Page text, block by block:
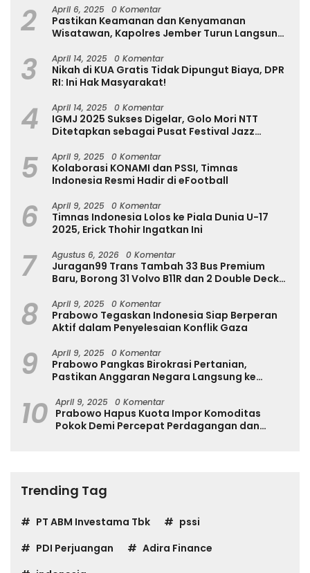
2 April 6, 2025 0 Komentar
Pastikan Keamanan dan Kenyamanan
Wisatawan, Kapolres Jember Turun Langsung
3 April 14, 2025 0 Komentar
Nikah di KUA Gratis Tidak Dipungut Biaya, DPR
RI: Ini Hak Masyarakat!
4 April 14, 2025 0 Komentar
IGMJ 2025 Sukses Digelar, Golo Mori NTT
Ditetapkan sebagai Pusat Festival Jazz
5 April 9, 2025 0 Komentar
Kolaborasi KONAMI dan PSSI, Timnas
Indonesia Resmi Hadir di eFootball
6 April 9, 2025 0 Komentar
Timnas Indonesia Lolos ke Piala Dunia U-17
2025, Erick Thohir Ingatkan Ini
7 Agustus 6, 2026 0 Komentar
Juragan99 Trans Tambah 33 Bus Premium
Baru, Borong 31 Volvo B11R dan 2 Double Decker
8 April 9, 2025 0 Komentar
Prabowo Tegaskan Indonesia Siap Berperan
Aktif dalam Penyelesaian Konflik Gaza
9 April 9, 2025 0 Komentar
Prabowo Pangkas Birokrasi Pertanian,
Pastikan Anggaran Negara Langsung ke
10 April 9, 2025 0 Komentar
Prabowo Hapus Kuota Impor Komoditas
Pokok Demi Percepat Perdagangan dan
Trending Tag
PT ABM Investama Tbk
pssi
PDI Perjuangan
Adira Finance